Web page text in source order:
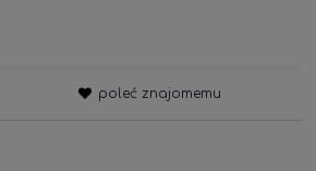
poleć znajomemu